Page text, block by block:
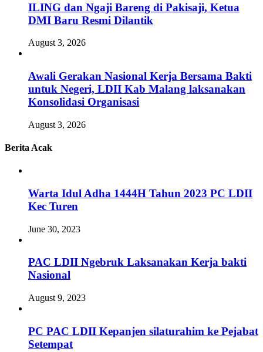
ILING dan Ngaji Bareng di Pakisaji, Ketua
DMI Baru Resmi Dilantik
August 3, 2026
Awali Gerakan Nasional Kerja Bersama Bakti
untuk Negeri, LDII Kab Malang laksanakan
Konsolidasi Organisasi
August 3, 2026
Berita Acak
Warta Idul Adha 1444H Tahun 2023 PC LDII
Kec Turen
June 30, 2023
PAC LDII Ngebruk Laksanakan Kerja bakti
Nasional
August 9, 2023
PC PAC LDII Kepanjen silaturahim ke Pejabat
Setempat